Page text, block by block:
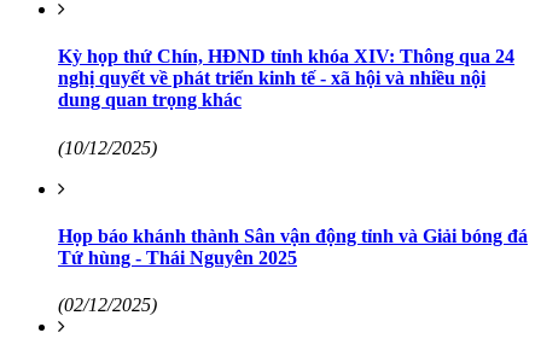
Kỳ họp thứ Chín, HĐND tỉnh khóa XIV: Thông qua 24
nghị quyết về phát triển kinh tế - xã hội và nhiều nội
dung quan trọng khác
(10/12/2025)
Họp báo khánh thành Sân vận động tỉnh và Giải bóng đá
Tứ hùng - Thái Nguyên 2025
(02/12/2025)